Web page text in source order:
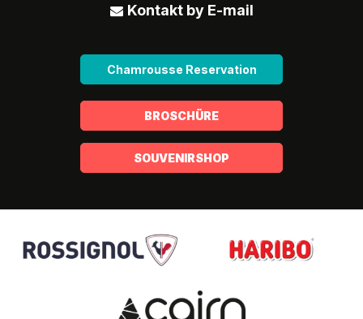
Kontakt by E-mail
Chamrousse Reservation
BROSCHÜRE
SOUVENIRSHOP